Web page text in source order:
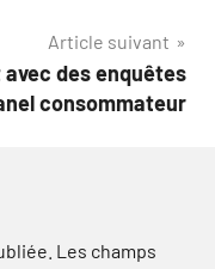
Article suivant
avec des enquêtes
consommateur
Les champs